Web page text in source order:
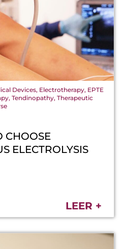
Devices, Electrotherapy, EPTE
, Tendinopathy, Therapeutic
CHOOSE
ELECTROLYSIS
LEER +